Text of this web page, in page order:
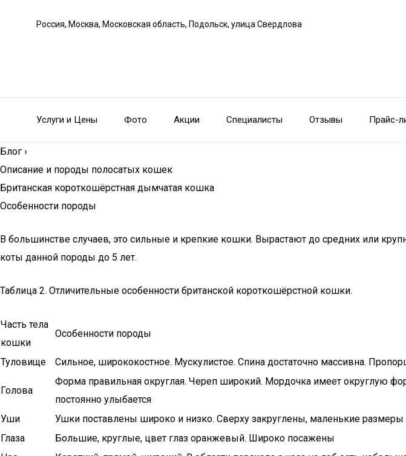
Россия, Москва, Московская область, Подольск, улица Свердлова
Услуги и Цены Фото Акции Специалисты Отзывы Прайс-
Блог ›
Описание и породы полосатых кошек
Британская короткошёрстная дымчатая кошка
Особенности породы
В большинстве случаев, это сильные и крепкие кошки. Вырастают до средних или
коты данной породы до 5 лет.
Таблица 2. Отличительные особенности британской короткошёрстной кошки.
Часть тела
кошки
Особенности породы
Туловище Сильное, ширококостное. Мускулистое. Спина достаточно массивна.
Голова
Форма правильная округлая. Череп широкий. Мордочка имеет округлую
постоянно улыбается
Уши
Ушки поставлены широко и низко. Сверху закруглены, маленькие размеры
Глаза
Большие, круглые, цвет глаз оранжевый. Широко посажены